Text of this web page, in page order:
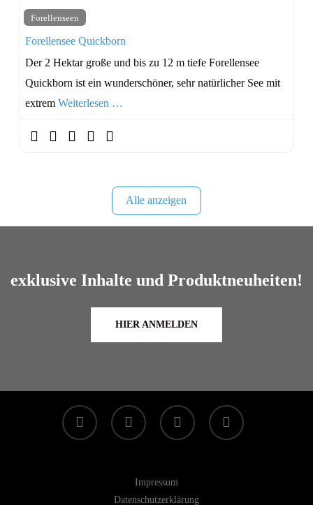
Forellenseen
Forellensee Quickborn
Der 2 Hektar große und bis zu 12 m tiefe Forellensee
Quickborn ist ein wunderschöner, sehr natürlicher See mit
extrem Weiterlesen …
Alle anzeigen
exklusive Inhalte und Produktneuheiten!
HIER ANMELDEN
facebook linkedin youtube instagram
Impressum
Datenschutzerklärung